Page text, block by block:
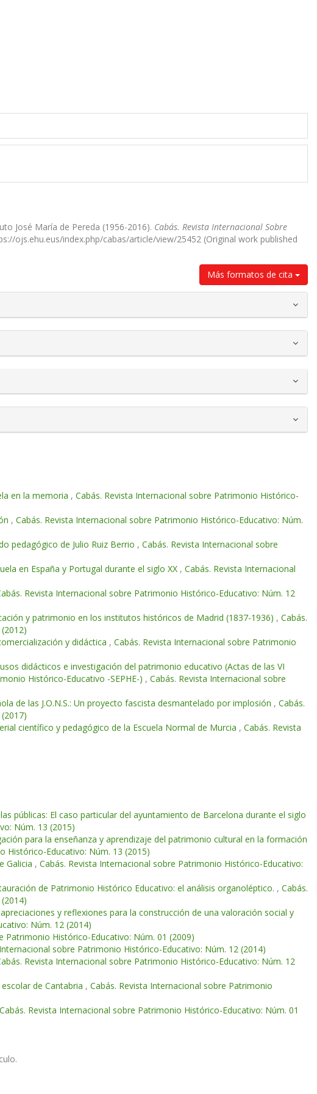
José María de Pereda (1956-2016). Cabás. Revista Internacional Sobre
ojs.ehu.eus/index.php/cabas/article/view/25452 (Original work published
Más formatos de cita
en la memoria , Cabás. Revista Internacional sobre Patrimonio Histórico-
, Cabás. Revista Internacional sobre Patrimonio Histórico-Educativo: Núm.
pedagógico de Julio Ruiz Berrio , Cabás. Revista Internacional sobre
en España y Portugal durante el siglo XX , Cabás. Revista Internacional
Revista Internacional sobre Patrimonio Histórico-Educativo: Núm. 12
y patrimonio en los institutos históricos de Madrid (1837-1936) , Cabás.
y didáctica , Cabás. Revista Internacional sobre Patrimonio
didácticos e investigación del patrimonio educativo (Actas de las VI
Histórico-Educativo -SEPHE-) , Cabás. Revista Internacional sobre
de las J.O.N.S.: Un proyecto fascista desmantelado por implosión , Cabás.
científico y pedagógico de la Escuela Normal de Murcia , Cabás. Revista
públicas: El caso particular del ayuntamiento de Barcelona durante el siglo
Núm. 13 (2015)
para la enseñanza y aprendizaje del patrimonio cultural en la formación
Histórico-Educativo: Núm. 13 (2015)
Galicia , Cabás. Revista Internacional sobre Patrimonio Histórico-Educativo:
de Patrimonio Histórico Educativo: el análisis organoléptico. , Cabás.
y reflexiones para la construcción de una valoración social y
Núm. 12 (2014)
Patrimonio Histórico-Educativo: Núm. 01 (2009)
sobre Patrimonio Histórico-Educativo: Núm. 12 (2014)
Revista Internacional sobre Patrimonio Histórico-Educativo: Núm. 12
de Cantabria , Cabás. Revista Internacional sobre Patrimonio
Cabás. Revista Internacional sobre Patrimonio Histórico-Educativo: Núm. 01